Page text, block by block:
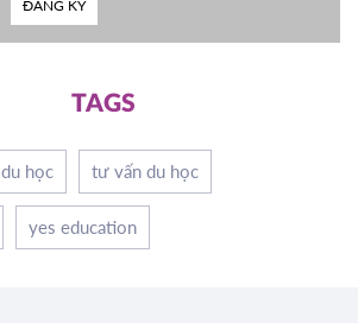
ĐĂNG KÝ
TAGS
du học tư vấn du học
yes education